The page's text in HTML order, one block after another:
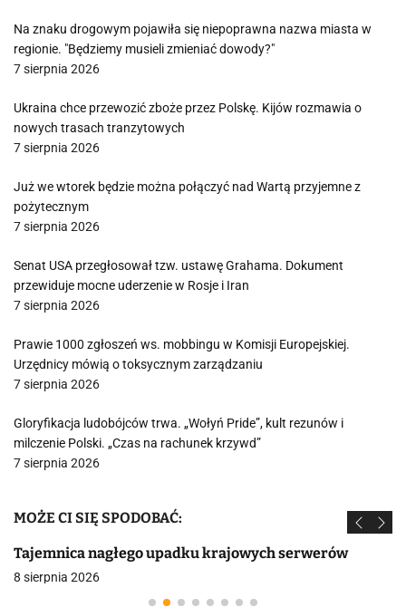
Na znaku drogowym pojawiła się niepoprawna nazwa miasta w
regionie. "Będziemy musieli zmieniać dowody?"
7 sierpnia 2026
Ukraina chce przewozić zboże przez Polskę. Kijów rozmawia o
nowych trasach tranzytowych
7 sierpnia 2026
Już we wtorek będzie można połączyć nad Wartą przyjemne z
pożytecznym
7 sierpnia 2026
Senat USA przegłosował tzw. ustawę Grahama. Dokument
przewiduje mocne uderzenie w Rosje i Iran
7 sierpnia 2026
Prawie 1000 zgłoszeń ws. mobbingu w Komisji Europejskiej.
Urzędnicy mówią o toksycznym zarządzaniu
7 sierpnia 2026
Gloryfikacja ludobójców trwa. „Wołyń Pride”, kult rezunów i
milczenie Polski. „Czas na rachunek krzywd”
7 sierpnia 2026
MOŻE CI SIĘ SPODOBAĆ:
Tajemnica nagłego upadku krajowych serwerów
8 sierpnia 2026